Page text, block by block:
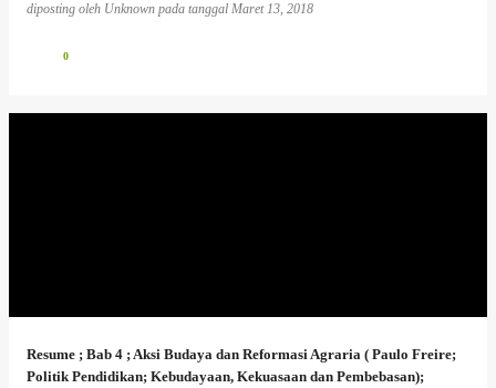
diposting oleh Unknown pada tanggal Maret 13, 2018
0
Resume ; Bab 4 ; Aksi Budaya dan Reformasi Agraria ( Paulo Freire;
Politik Pendidikan; Kebudayaan, Kekuasaan dan Pembebasan);